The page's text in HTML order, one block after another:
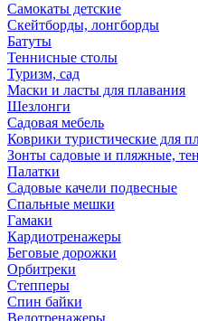
Самокаты детские
Скейтборды, лонгборды
Батуты
Теннисные столы
Туризм, сад
Маски и ласты для плавания
Шезлонги
Садовая мебель
Коврики туристические для
Зонты садовые и пляжные,
Палатки
Садовые качели подвесные
Спальные мешки
Гамаки
Кардиотренажеры
Беговые дорожки
Орбитреки
Степперы
Спин байки
Велотренажеры